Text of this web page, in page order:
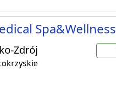
Spa&Wellness
Zdrój